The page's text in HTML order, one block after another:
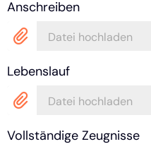
Anschreiben
Datei hochladen
Lebenslauf
Datei hochladen
Vollständige Zeugnisse